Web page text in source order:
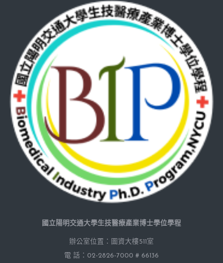
國立陽明交通大學生技醫療產業博士學位學程
辦公室位置：圖資大樓511室
電 話：02-2826-7000 # 66136